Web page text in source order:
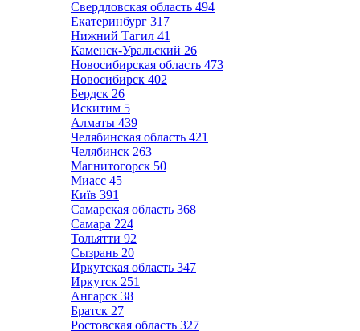
Свердловская область 494
Екатеринбург 317
Нижний Тагил 41
Каменск-Уральский 26
Новосибирская область 473
Новосибирск 402
Бердск 26
Искитим 5
Алматы 439
Челябинская область 421
Челябинск 263
Магнитогорск 50
Миасс 45
Київ 391
Самарская область 368
Самара 224
Тольятти 92
Сызрань 20
Иркутская область 347
Иркутск 251
Ангарск 38
Братск 27
Ростовская область 327